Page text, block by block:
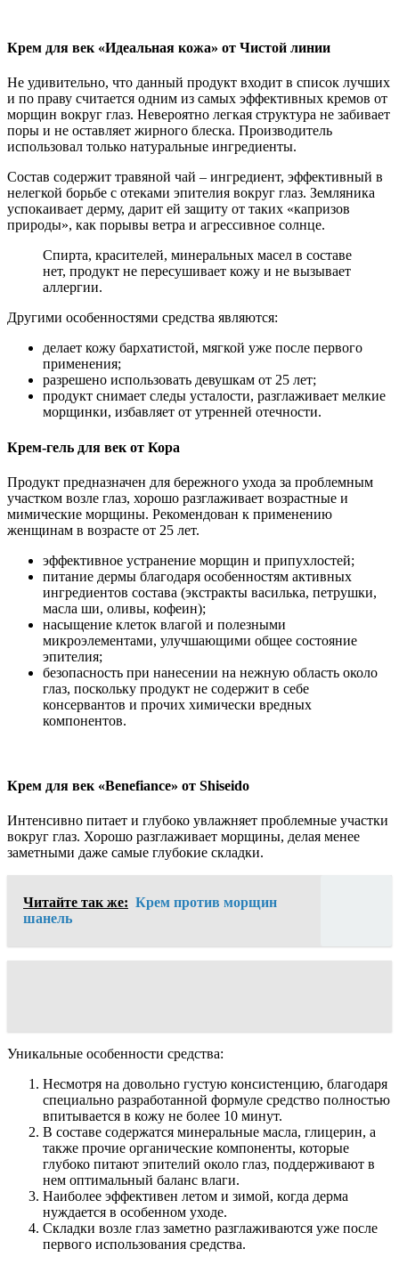
Крем для век «Идеальная кожа» от Чистой линии
Не удивительно, что данный продукт входит в список лучших
и по праву считается одним из самых эффективных кремов от
морщин вокруг глаз. Невероятно легкая структура не забивает
поры и не оставляет жирного блеска. Производитель
использовал только натуральные ингредиенты.
Состав содержит травяной чай – ингредиент, эффективный в
нелегкой борьбе с отеками эпителия вокруг глаз. Земляника
успокаивает дерму, дарит ей защиту от таких «капризов
природы», как порывы ветра и агрессивное солнце.
Спирта, красителей, минеральных масел в составе
нет, продукт не пересушивает кожу и не вызывает
аллергии.
Другими особенностями средства являются:
делает кожу бархатистой, мягкой уже после первого
применения;
разрешено использовать девушкам от 25 лет;
продукт снимает следы усталости, разглаживает мелкие
морщинки, избавляет от утренней отечности.
Крем-гель для век от Кора
Продукт предназначен для бережного ухода за проблемным
участком возле глаз, хорошо разглаживает возрастные и
мимические морщины. Рекомендован к применению
женщинам в возрасте от 25 лет.
эффективное устранение морщин и припухлостей;
питание дермы благодаря особенностям активных
ингредиентов состава (экстракты василька, петрушки,
масла ши, оливы, кофеин);
насыщение клеток влагой и полезными
микроэлементами, улучшающими общее состояние
эпителия;
безопасность при нанесении на нежную область около
глаз, поскольку продукт не содержит в себе
консервантов и прочих химически вредных
компонентов.
Крем для век «Benefiance» от Shiseido
Интенсивно питает и глубоко увлажняет проблемные участки
вокруг глаз. Хорошо разглаживает морщины, делая менее
заметными даже самые глубокие складки.
Читайте так же: Крем против морщин
шанель
Уникальные особенности средства:
Несмотря на довольно густую консистенцию, благодаря
специально разработанной формуле средство полностью
впитывается в кожу не более 10 минут.
В составе содержатся минеральные масла, глицерин, а
также прочие органические компоненты, которые
глубоко питают эпителий около глаз, поддерживают в
нем оптимальный баланс влаги.
Наиболее эффективен летом и зимой, когда дерма
нуждается в особенном уходе.
Складки возле глаз заметно разглаживаются уже после
первого использования средства.